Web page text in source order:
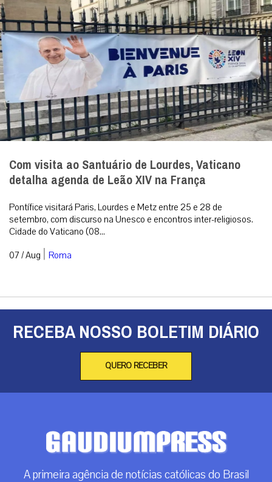
detalha agenda de Leão XIV na França
Pontífice visitará Paris, Lourdes e Metz entre 25 e 28 de
setembro, com discurso na Unesco e encontros inter-religiosos.
Cidade do Vaticano (08...
07 / Aug |Roma
RECEBA NOSSO BOLETIM DIÁRIO
QUERO RECEBER
A primeira agência de notícias católicas do Brasil
Categorias
Brasil
Espiritualidade
Mundo